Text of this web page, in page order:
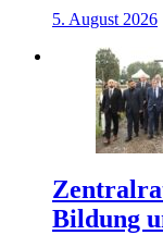
5. August 2026
Bildung